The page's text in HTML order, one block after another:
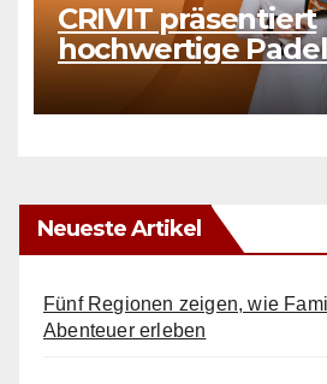
CRIVIT präsentiert
hochwertige
Neueste Artikel
Fünf Regionen zeigen, wie
Abenteuer erleben